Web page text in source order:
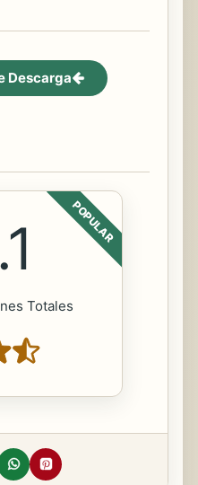
Descarga
POPULAR
Totales